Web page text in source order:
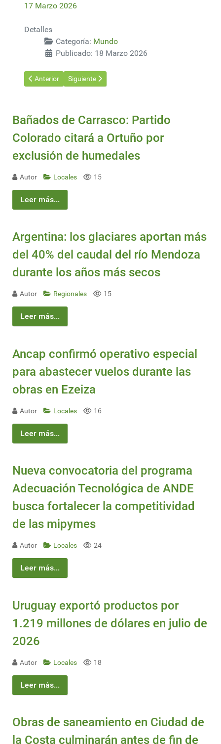
17 Marzo 2026
Detalles
Categoría: Mundo
Publicado: 18 Marzo 2026
Artículo anterior: Irán ataca la mayor planta de gas en Qatar y
Anterior Artículo siguiente: Tensión por el estrecho de
Siguiente
Bañados de Carrasco: Partido
Colorado citará a Ortuño por
exclusión de humedales
Autor Locales 15
Leer más...
Argentina: los glaciares aportan más
del 40% del caudal del río Mendoza
durante los años más secos
Autor Regionales 15
Leer más...
Ancap confirmó operativo especial
para abastecer vuelos durante las
obras en Ezeiza
Autor Locales 16
Leer más...
Nueva convocatoria del programa
Adecuación Tecnológica de ANDE
busca fortalecer la competitividad
de las mipymes
Autor Locales 24
Leer más...
Uruguay exportó productos por
1.219 millones de dólares en julio de
2026
Autor Locales 18
Leer más...
Obras de saneamiento en Ciudad de
la Costa culminarán antes de fin de